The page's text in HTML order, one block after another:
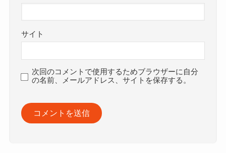
サイト
次回のコメントで使用するためブラウザーに自分
の名前、メールアドレス、サイトを保存する。